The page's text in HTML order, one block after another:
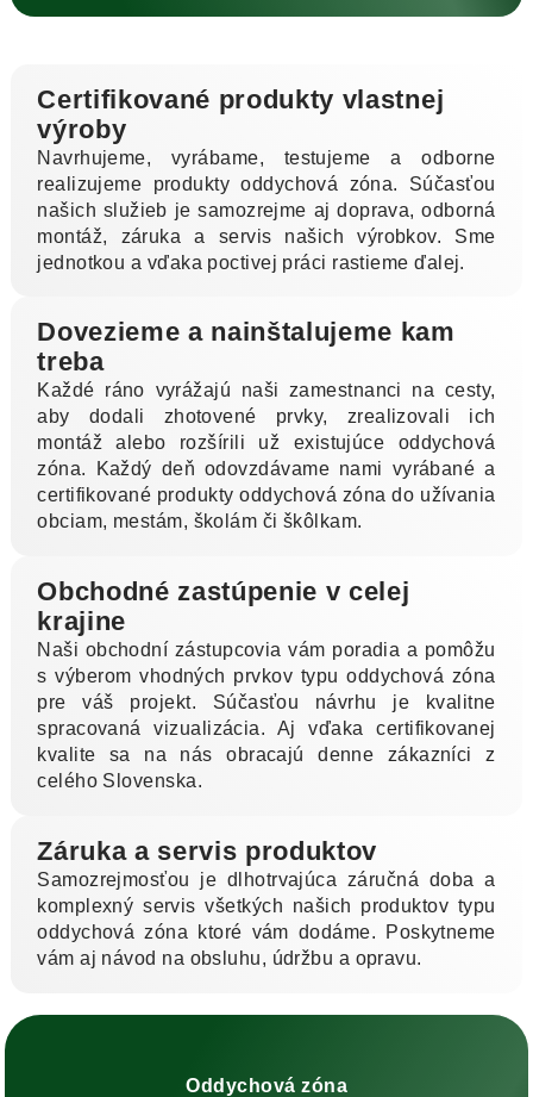
Certifikované produkty vlastnej
výroby
Navrhujeme, vyrábame, testujeme a odborne
realizujeme produkty oddychová zóna. Súčasťou
našich služieb je samozrejme aj doprava, odborná
montáž, záruka a servis našich výrobkov. Sme
jednotkou a vďaka poctivej práci rastieme ďalej.
Dovezieme a nainštalujeme kam
treba
Každé ráno vyrážajú naši zamestnanci na cesty,
aby dodali zhotovené prvky, zrealizovali ich
montáž alebo rozšírili už existujúce oddychová
zóna. Každý deň odovzdávame nami vyrábané a
certifikované produkty oddychová zóna do užívania
obciam, mestám, školám či škôlkam.
Obchodné zastúpenie v celej
krajine
Naši obchodní zástupcovia vám poradia a pomôžu
s výberom vhodných prvkov typu oddychová zóna
pre váš projekt. Súčasťou návrhu je kvalitne
spracovaná vizualizácia. Aj vďaka certifikovanej
kvalite sa na nás obracajú denne zákazníci z
celého Slovenska.
Záruka a servis produktov
Samozrejmosťou je dlhotrvajúca záručná doba a
komplexný servis všetkých našich produktov typu
oddychová zóna ktoré vám dodáme. Poskytneme
vám aj návod na obsluhu, údržbu a opravu.
Oddychová zóna